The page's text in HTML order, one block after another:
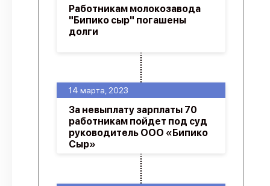
14 марта, 2023
За невыплату зарплаты 70
работникам пойдет под суд
руководитель ООО «Бипико
Сыр»
Работникам молокозавода
"Бипико сыр" погашены
долги